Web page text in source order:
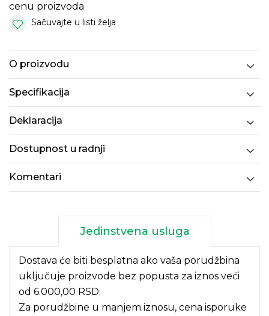
cenu proizvoda
Sačuvajte u listi želja
O proizvodu
Specifikacija
Deklaracija
Dostupnost u radnji
Komentari
Jedinstvena usluga
Dostava će biti besplatna ako vaša porudžbina
uključuje proizvode bez popusta za iznos veći
od 6.000,00 RSD.
Za porudžbine u manjem iznosu, cena isporuke